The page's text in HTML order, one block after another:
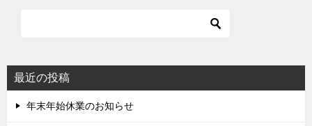
最近の投稿
年末年始休業のお知らせ